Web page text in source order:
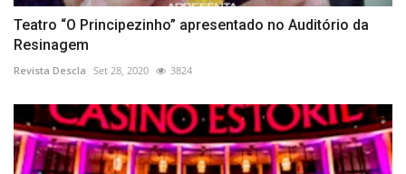
Teatro “O Principezinho” apresentado no Auditório da
Resinagem
Revista Descla Set 28, 2020 3824